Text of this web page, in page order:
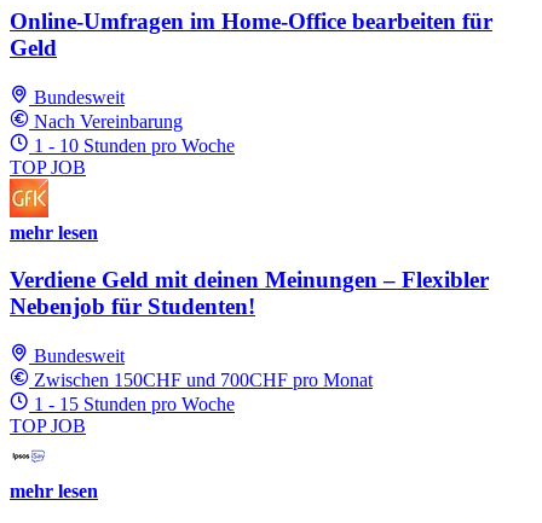
Online-Umfragen im Home-Office bearbeiten für
Geld
Bundesweit
Nach Vereinbarung
1 - 10 Stunden pro Woche
TOP JOB
mehr lesen
Verdiene Geld mit deinen Meinungen – Flexibler
Nebenjob für Studenten!
Bundesweit
Zwischen 150CHF und 700CHF pro Monat
1 - 15 Stunden pro Woche
TOP JOB
mehr lesen